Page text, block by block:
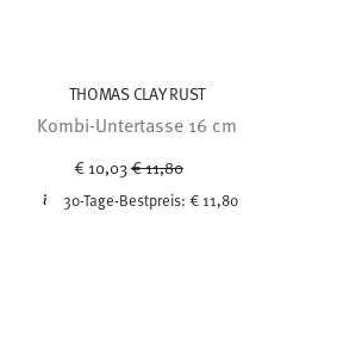
THOMAS CLAY RUST
Kombi-Untertasse 16 cm
€ 10,03 Price reduced from
€ 11,80
30-Tage-Bestpreis:€ 11,80